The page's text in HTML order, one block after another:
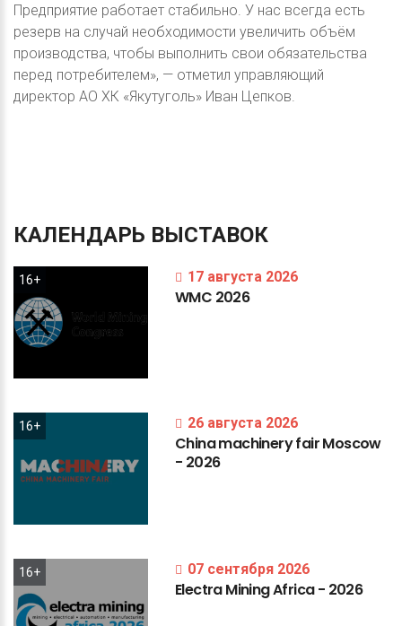
Предприятие работает стабильно. У нас всегда есть
резерв на случай необходимости увеличить объём
производства, чтобы выполнить свои обязательства
перед потребителем», — отметил управляющий
директор АО ХК «Якутуголь» Иван Цепков.
КАЛЕНДАРЬ ВЫСТАВОК
16+ 17 августа 2026
WMC 2026
16+ 26 августа 2026
ChinamachineryfairMoscow
- 2026
16+ 07 сентября 2026
ElectraMiningAfrica- 2026